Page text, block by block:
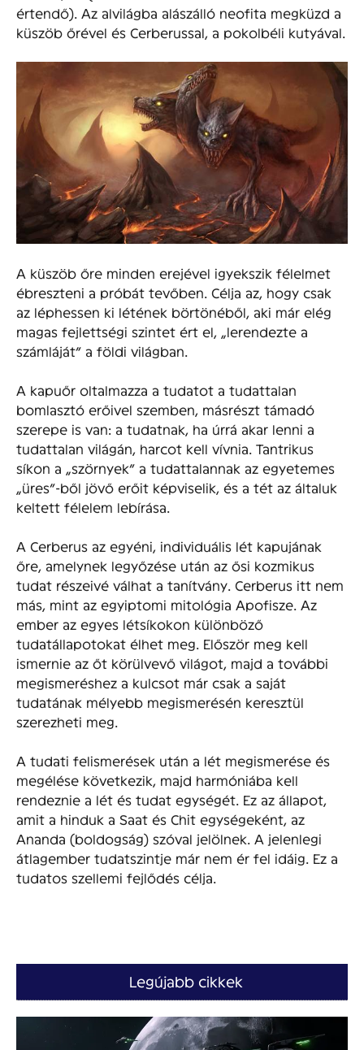
értendő). Az alvilágba alászálló neofita megküzd a
küszöb őrével és Cerberussal, a pokolbéli kutyával.
A küszöb őre minden erejével igyekszik félelmet
ébreszteni a próbát tevőben. Célja az, hogy csak
az léphessen ki létének börtönéből, aki már elég
magas fejlettségi szintet ért el, „lerendezte a
számláját” a földi világban.
A kapuőr oltalmazza a tudatot a tudattalan
bomlasztó erőivel szemben, másrészt támadó
szerepe is van: a tudatnak, ha úrrá akar lenni a
tudattalan világán, harcot kell vívnia. Tantrikus
síkon a „szörnyek” a tudattalannak az egyetemes
„üres”-ből jövő erőit képviselik, és a tét az általuk
keltett félelem lebírása.
A Cerberus az egyéni, individuális lét kapujának
őre, amelynek legyőzése után az ősi kozmikus
tudat részeivé válhat a tanítvány. Cerberus itt nem
más, mint az egyiptomi mitológia Apofisze. Az
ember az egyes létsíkokon különböző
tudatállapotokat élhet meg. Először meg kell
ismernie az őt körülvevő világot, majd a további
megismeréshez a kulcsot már csak a saját
tudatának mélyebb megismerésén keresztül
szerezheti meg.
A tudati felismerések után a lét megismerése és
megélése következik, majd harmóniába kell
rendeznie a lét és tudat egységét. Ez az állapot,
amit a hinduk a Saat és Chit egységeként, az
Ananda (boldogság) szóval jelölnek. A jelenlegi
átlagember tudatszintje már nem ér fel idáig. Ez a
tudatos szellemi fejlődés célja.
Legújabb cikkek